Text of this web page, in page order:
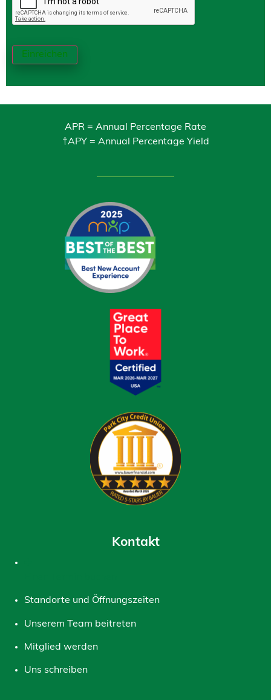
Einreichen
APR = Annual Percentage Rate
†APY = Annual Percentage Yield
Kontakt
Standorte und Öffnungszeiten
Unserem Team beitreten
Mitglied werden
Uns schreiben